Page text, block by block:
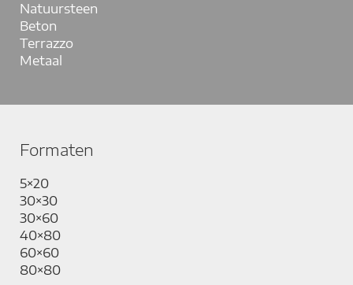
Natuursteen
Beton
Terrazzo
Metaal
Formaten
5×20
30×30
30×60
40×80
60×60
80×80